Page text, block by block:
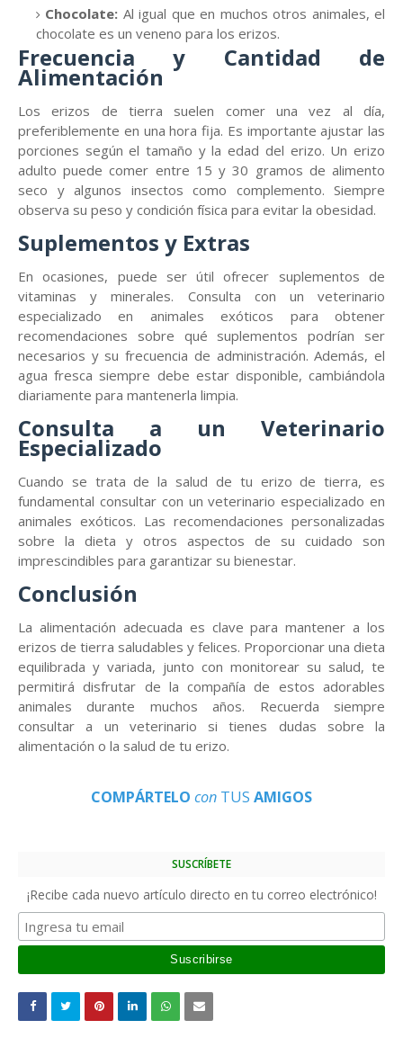
Chocolate: Al igual que en muchos otros animales, el
chocolate es un veneno para los erizos.
Frecuencia y Cantidad de
Alimentación
Los erizos de tierra suelen comer una vez al día,
preferiblemente en una hora fija. Es importante ajustar las
porciones según el tamaño y la edad del erizo. Un erizo
adulto puede comer entre 15 y 30 gramos de alimento
seco y algunos insectos como complemento. Siempre
observa su peso y condición física para evitar la obesidad.
Suplementos y Extras
En ocasiones, puede ser útil ofrecer suplementos de
vitaminas y minerales. Consulta con un veterinario
especializado en animales exóticos para obtener
recomendaciones sobre qué suplementos podrían ser
necesarios y su frecuencia de administración. Además, el
agua fresca siempre debe estar disponible, cambiándola
diariamente para mantenerla limpia.
Consulta a un Veterinario
Especializado
Cuando se trata de la salud de tu erizo de tierra, es
fundamental consultar con un veterinario especializado en
animales exóticos. Las recomendaciones personalizadas
sobre la dieta y otros aspectos de su cuidado son
imprescindibles para garantizar su bienestar.
Conclusión
La alimentación adecuada es clave para mantener a los
erizos de tierra saludables y felices. Proporcionar una dieta
equilibrada y variada, junto con monitorear su salud, te
permitirá disfrutar de la compañía de estos adorables
animales durante muchos años. Recuerda siempre
consultar a un veterinario si tienes dudas sobre la
alimentación o la salud de tu erizo.
COMPÁRTELO con TUS AMIGOS
SUSCRÍBETE
¡Recibe cada nuevo artículo directo en tu correo electrónico!